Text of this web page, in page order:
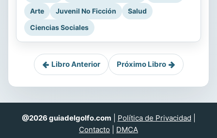
Arte
Juvenil No Ficción
Salud
Ciencias Sociales
Libro Anterior Próximo Libro
@2026 guiadelgolfo.com Política de Privacidad
Contacto
DMCA